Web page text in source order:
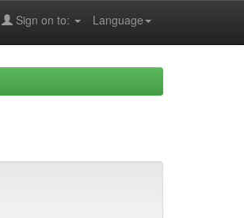
Language
Sign on to: